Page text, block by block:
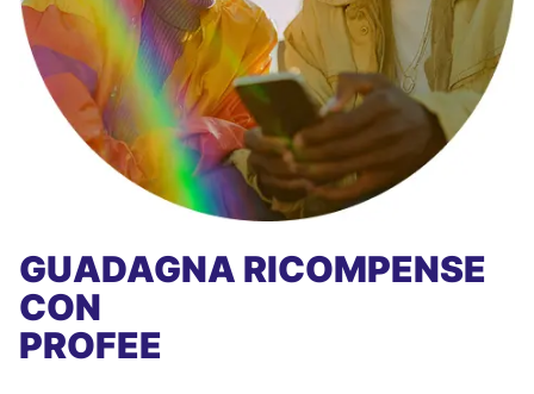
GUADAGNA RICOMPENSE
CON
PROFEE